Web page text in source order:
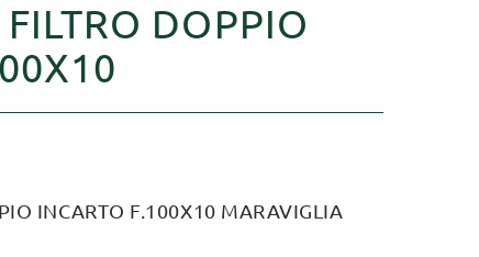
DOPPIO
INCARTO F.100X10 MARAVIGLIA